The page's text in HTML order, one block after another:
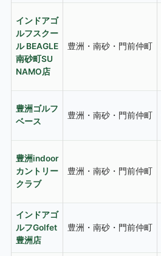
インドアゴ
ルフスクー
ル BEAGLE
南砂町SU
NAMO店
豊洲・南砂・門前仲町
豊洲ゴルフ
ベース
豊洲・南砂・門前仲町
豊洲indoor
カントリー
クラブ
豊洲・南砂・門前仲町
インドアゴ
ルフGolfet
豊洲店
豊洲・南砂・門前仲町